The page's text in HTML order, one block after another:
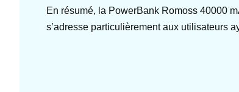
En résumé, la PowerBank Romoss 40000
s’adresse particulièrement aux utilisateurs